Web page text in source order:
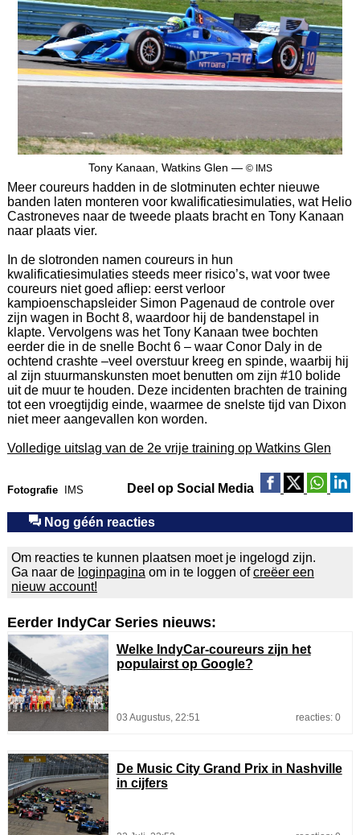
Tony Kanaan, Watkins Glen — © IMS
Meer coureurs hadden in de slotminuten echter nieuwe
banden laten monteren voor kwalificatiesimulaties, wat Helio
Castroneves naar de tweede plaats bracht en Tony Kanaan
naar plaats vier.
In de slotronden namen coureurs in hun
kwalificatiesimulaties steeds meer risico’s, wat voor twee
coureurs niet goed afliep: eerst verloor
kampioenschapsleider Simon Pagenaud de controle over
zijn wagen in Bocht 8, waardoor hij de bandenstapel in
klapte. Vervolgens was het Tony Kanaan twee bochten
eerder die in de snelle Bocht 6 – waar Conor Daly in de
ochtend crashte –veel overstuur kreeg en spinde, waarbij hij
al zijn stuurmanskunsten moet benutten om zijn #10 bolide
uit de muur te houden. Deze incidenten brachten de training
tot een vroegtijdig einde, waarmee de snelste tijd van Dixon
niet meer aangevallen kon worden.
Volledige uitslag van de 2e vrije training op Watkins Glen
Fotografie IMS Deel op Social Media
Nog géén reacties
Om reacties te kunnen plaatsen moet je ingelogd zijn.
Ga naar de loginpagina om in te loggen ofcreëer een
nieuw account!
Eerder IndyCar Series nieuws:
Welke IndyCar-coureurs zijn het
populairst op Google?
03 Augustus, 22:51 reacties: 0
De Music City Grand Prix in Nashville
in cijfers